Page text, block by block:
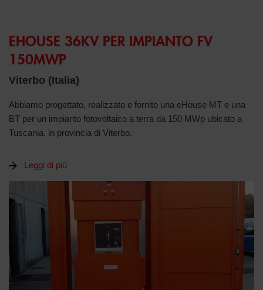
EHOUSE 36KV PER IMPIANTO FV
150MWP
Viterbo (Italia)
Abbiamo progettato, realizzato e fornito una eHouse MT e una
BT per un impianto fotovoltaico a terra da 150 MWp ubicato a
Tuscania, in provincia di Viterbo.
Leggi di più